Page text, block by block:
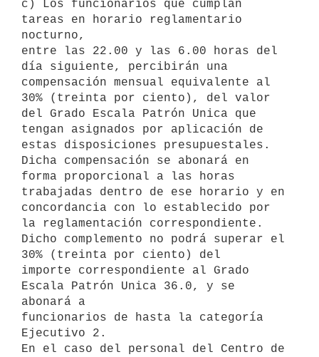
c) Los funcionarios que cumplan
tareas en horario reglamentario
nocturno,
entre las 22.00 y las 6.00 horas del
día siguiente, percibirán una
compensación mensual equivalente al
30% (treinta por ciento), del valor
del Grado Escala Patrón Unica que
tengan asignados por aplicación de
estas disposiciones presupuestales.
Dicha compensación se abonará en
forma proporcional a las horas
trabajadas dentro de ese horario y en
concordancia con lo establecido por
la reglamentación correspondiente.
Dicho complemento no podrá superar el
30% (treinta por ciento) del
importe correspondiente al Grado
Escala Patrón Unica 36.0, y se
abonará a
funcionarios de hasta la categoría
Ejecutivo 2.
En el caso del personal del Centro de